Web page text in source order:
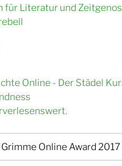
für Literatur und
Online - Der Städel
Online Award 2017